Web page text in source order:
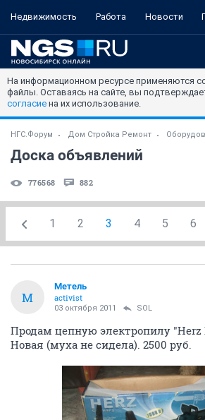
Недвижимость Работа Новости
На информационном ресурсе применяются
файлы. Оставаясь на сайте, вы
согласие на их использование.
НГС.Форум Дом Стройка Ремонт
Доска объявлений
776568 882
1 2 3 4 5 6
М
Метель
activist
03 октября 2011 SOL
Продам цепную электропилу "Herz
Новая (муха не сидела). 2500 руб.